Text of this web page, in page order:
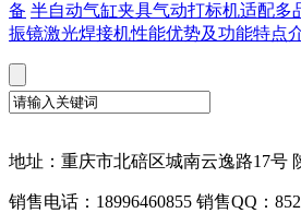
备 半自动气缸夹具气动打标机适配多
振镜激光焊接机性能优势及功能特点
地址：重庆市北碚区城南云逸路17号
销售电话：18996460855 销售QQ：